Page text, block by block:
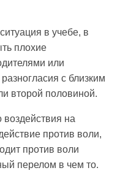
в учебе, в
плохие
или
с близким
второй половиной.
на
против воли,
против воли
перелом в чем то.